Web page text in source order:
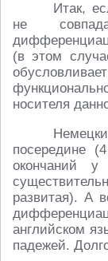
Итак,
не
(в этом
носителя
посередине
окончаний
развитая). А
английском
падежей.